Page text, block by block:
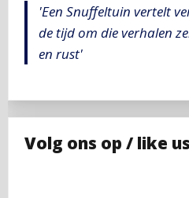
'Een Snuffeltuin vertelt
de tijd om die verhalen
en rust'
Volg ons op / like